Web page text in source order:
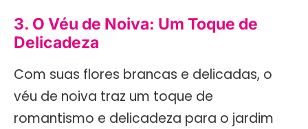
3. O Véu de Noiva: Um Toque de
Delicadeza
Com suas flores brancas e delicadas, o
véu de noiva traz um toque de
romantismo e delicadeza para o jardim